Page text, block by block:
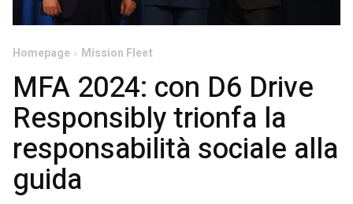
Homepage Mission Fleet
MFA 2024: con D6 Drive
Responsibly trionfa la
responsabilità sociale alla
guida